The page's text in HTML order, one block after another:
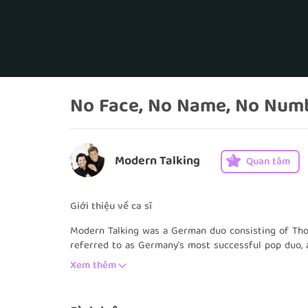
No Face, No Name, No
Modern Talking Quan tâm
Giới thiệu về ca sĩ
Modern Talking was a German duo consisting of
referred to as Germany's most successful pop
the top five in many countries. Some of their most
Xem thêm